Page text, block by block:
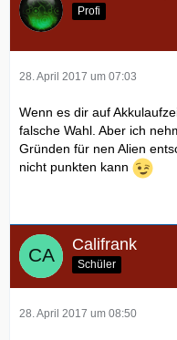
Profi
28. April 2017 um 07:03
Wenn es dir auf
falsche Wahl. Aber ich
Gründen für nen Alien
nicht punkten kann
Califrank
Schüler
28. April 2017 um 08:50